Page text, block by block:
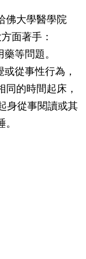
佛大學醫學院
面著手：
等問題。
從事性行為，
的時間起床，
身從事閱讀或其